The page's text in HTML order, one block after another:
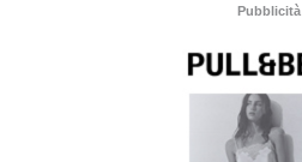
Pubblicità